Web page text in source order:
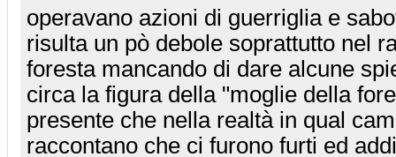
operavano azioni di guerriglia e
risulta un pò debole soprattutto nel
foresta mancando di dare alcune
circa la figura della "moglie della
presente che nella realtà in qual
raccontano che ci furono furti ed